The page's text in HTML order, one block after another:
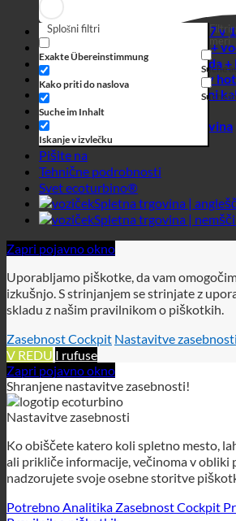
Iskanje v izvlečku
Spletna trgovina
Pišite na
Tehnične podrobnosti
Svet ecoturbino®
Spletna trgovina |
Spletna trgovina |
Zapri pojavno okno
Uporabljamo piškotke, da vam
izkušnjo. S strinjanjem se strinjate z
skladu z našim pravilnikom o piškotkih.
Zasebnost CockpitNastavitve
V REDUI rufuse
Zapri pojavno okno
Shranjene nastavitve zasebnosti!
Nastavitve zasebnosti
Ko obiščete katero koli spletno mesto,
ali prikliče informacije, večinoma v obliki
nadzorujete svoje osebne storitve
Potrebno AnalitikaZasebnost Cockpit
Pravilnik o piškotkih
Ti piškotki so potrebni za delovanje
naših sistemih ni mogoče izklopiti.
GDPRGDPR
Za omogočanje storitve GDPR na tem
uporabljamo naslednje tehnično